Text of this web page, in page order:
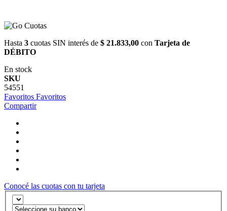
Hasta 3 cuotas SIN interés de $ 21.833,00 con Tarjeta de
DÉBITO
En stock
SKU
54551
Favoritos Favoritos
Compartir
Conocé las cuotas con tu tarjeta